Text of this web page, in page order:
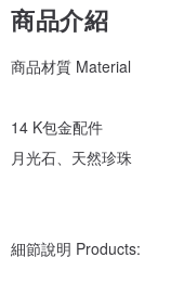
商品介紹
商品材質 Material
14 K包金配件
月光石、天然珍珠
細節說明 Products: